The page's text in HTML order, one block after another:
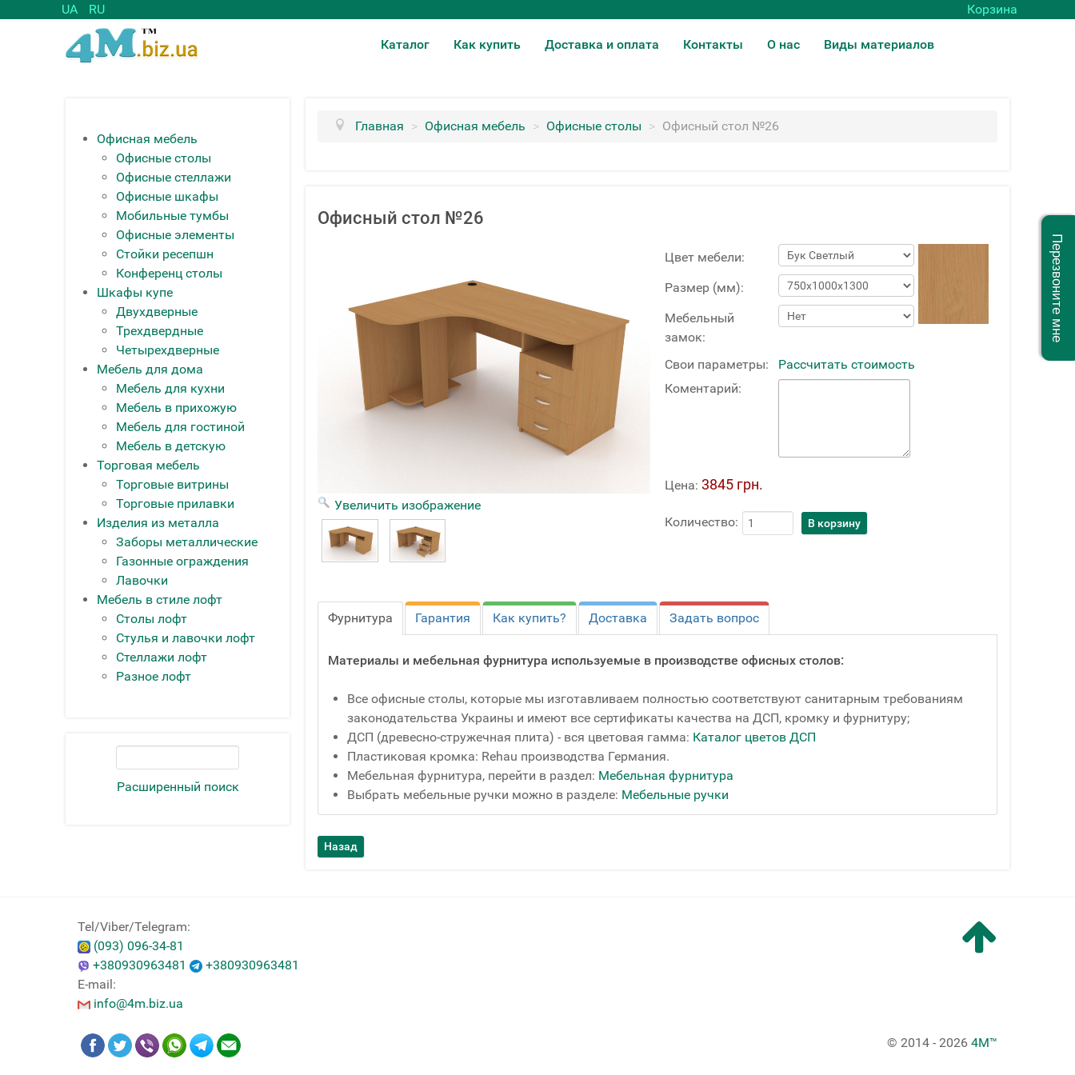
UA RU Корзина
Каталог Как купить Доставка и оплата Контакты О нас Виды материалов
Офисная мебель
Офисные столы
Офисные стеллажи
Офисные шкафы
Мобильные тумбы
Офисные элементы
Стойки ресепшн
Конференц столы
Шкафы купе
Двухдверные
Трехдвердные
Четырехдверные
Мебель для дома
Мебель для кухни
Мебель в прихожую
Мебель для гостиной
Мебель в детскую
Торговая мебель
Торговые витрины
Торговые прилавки
Изделия из металла
Заборы металлические
Газонные ограждения
Лавочки
Мебель в стиле лофт
Столы лофт
Стулья и лавочки лофт
Стеллажи лофт
Разное лофт
Расширенный поиск
Главная > Офисная мебель > Офисные столы > Офисный стол №26
Офисный стол №26
Увеличить изображение
Цвет мебели:
Размер (мм):
Мебельный
замок:
Свои параметры:
Рассчитать стоимость
Коментарий:
Цена: 3845 грн.
Количество:
Фурнитура Гарантия Как купить? Доставка Задать вопрос
Материалы и мебельная фурнитура используемые в производстве офисных столов:
Все офисные столы, которые мы изготавливаем полностью соответствуют санитарным требованиям
законодательства Украины и имеют все сертификаты качества на ДСП, кромку и фурнитуру;
ДСП (древесно-стружечная плита) - вся цветовая гамма: Каталог цветов ДСП
Пластиковая кромка: Rehau производства Германия.
Мебельная фурнитура, перейти в раздел: Мебельная фурнитура
Выбрать мебельные ручки можно в разделе: Мебельные ручки
Tel/Viber/Telegram:
(093) 096-34-81
+380930963481
+380930963481
E-mail:
info@4m.biz.ua
© 2014 - 2026 4M™
Перезвоните мне